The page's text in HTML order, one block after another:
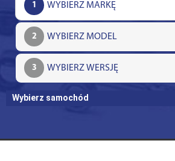
1
2
3
Wybierz samochód